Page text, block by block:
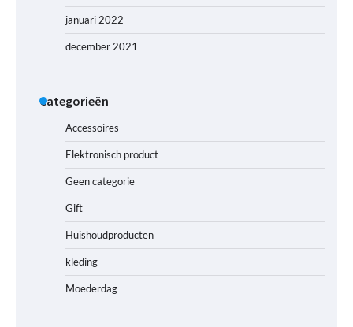
januari 2022
december 2021
Categorieën
Accessoires
Elektronisch product
Geen categorie
Gift
Huishoudproducten
kleding
Moederdag